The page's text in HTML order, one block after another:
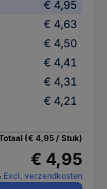
€ 4,95
€ 4,63
€ 4,50
€ 4,41
€ 4,31
€ 4,21
(€ 4,95 / Stuk)
€ 4,95
Excl. verzendkosten